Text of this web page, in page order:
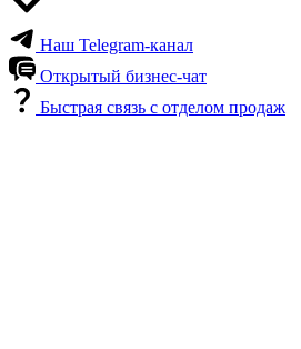
Наш Telegram-канал
Открытый бизнес-чат
Быстрая связь с отделом продаж